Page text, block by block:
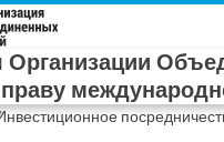
Организации